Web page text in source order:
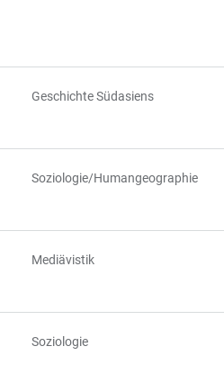
Geschichte Südasiens
Soziologie/Humangeographie
Mediävistik
Soziologie